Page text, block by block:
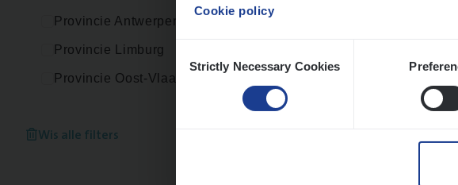
Cookie policy
Selection
Strictly Necessary Cookies
Provincie Antwerpen
Provincie Limburg
Provincie Oost-Vlaanderen
Wis alle filters